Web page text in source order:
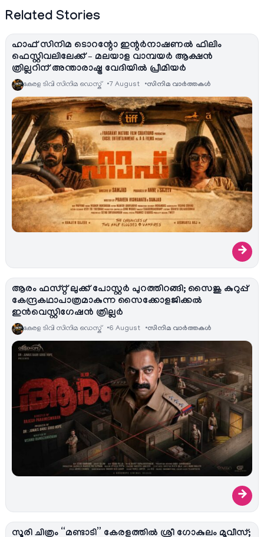
Related Stories
ഹാഫ് സിനിമ ടൊറന്റോ ഇന്റർനാഷണൽ ഫിലിം
ഫെസ്റ്റിവലിലേക്ക് – മലയാള വാമ്പയർ ആക്ഷൻ
ത്രില്ലറിന് അന്താരാഷ്ട്ര വേദിയിൽ പ്രീമിയർ
കേരള ടിവി സിനിമ ഡെസ്ക് 7 August സിനിമ വാര്‍ത്തകള്‍
→
ആരം ഫസ്റ്റ് ലുക്ക് പോസ്റ്റർ പുറത്തിറങ്ങി; സൈജു കുറുപ്പ്
കേന്ദ്രകഥാപാത്രമാകുന്ന സൈക്കോളജിക്കൽ
ഇൻവെസ്റ്റിഗേഷൻ ത്രില്ലർ
കേരള ടിവി സിനിമ ഡെസ്ക് 6 August സിനിമ വാര്‍ത്തകള്‍
→
സൂരി ചിത്രം “മണ്ടാടി” കേരളത്തിൽ ശ്രീ ഗോകുലം മൂവീസ്;